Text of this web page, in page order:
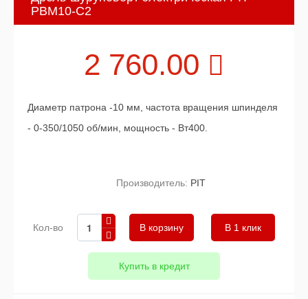
РВМ10-С2
2 760.00
Диаметр патрона -10 мм, частота вращения шпинделя
- 0-350/1050 об/мин, мощность - Вт400.
Производитель: PIT
Кол-во В 1 клик
Купить в кредит